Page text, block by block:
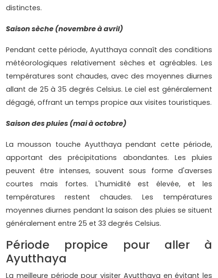
distinctes.
Saison sèche (novembre à avril)
Pendant cette période, Ayutthaya connaît des conditions
météorologiques relativement sèches et agréables. Les
températures sont chaudes, avec des moyennes diurnes
allant de 25 à 35 degrés Celsius. Le ciel est généralement
dégagé, offrant un temps propice aux visites touristiques.
Saison des pluies (mai à octobre)
La mousson touche Ayutthaya pendant cette période,
apportant des précipitations abondantes. Les pluies
peuvent être intenses, souvent sous forme d'averses
courtes mais fortes. L'humidité est élevée, et les
températures restent chaudes. Les températures
moyennes diurnes pendant la saison des pluies se situent
généralement entre 25 et 33 degrés Celsius.
Période propice pour aller à
Ayutthaya
La meilleure période pour visiter Ayutthaya en évitant les